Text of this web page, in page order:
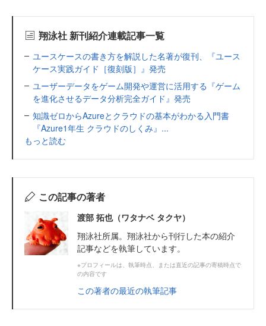
翔泳社 新刊紹介連載記事一覧
ユースケースの書き方を解説した名著が復刊、『ユース
ケース実践ガイド［復刻版］』発売
ユーザーデータをゲーム開発や運営に活用する『ゲーム
を進化させるデータ分析完全ガイド』発売
知識ゼロからAzureとクラウドの基本がわかる入門書
『Azure1年生 クラウドのしくみ』...
もっと読む
この記事の著者
渡部 拓也（ワタナベ タクヤ）
翔泳社所属。翔泳社から刊行した本の紹介
記事などを執筆しています。
※プロフィールは、執筆時点、または直近の記事の寄稿時点で
の内容です
この著者の最近の執筆記事